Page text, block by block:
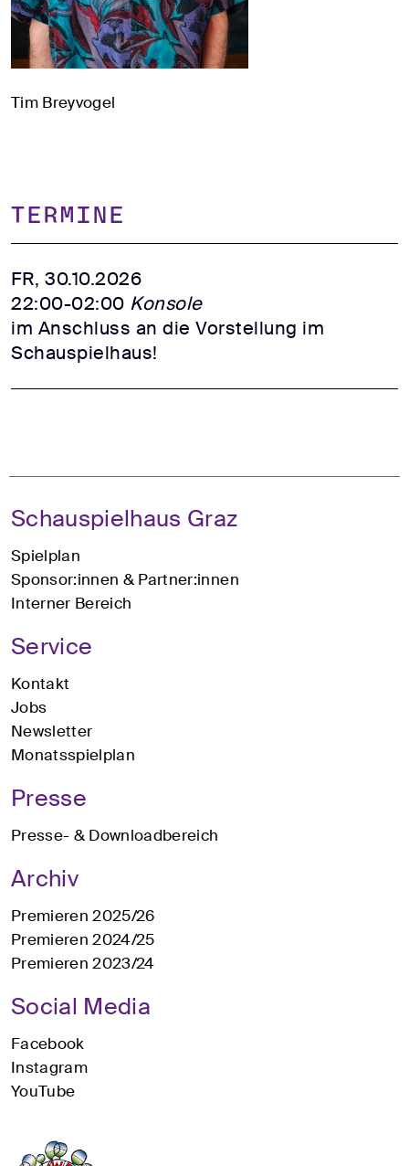
Tim Breyvogel
TERMINE
FR, 30.10.2026
22:00-02:00 Konsole
im Anschluss an die Vorstellung im
Schauspielhaus!
Schauspielhaus Graz
Spielplan
Sponsor:innen & Partner:innen
Interner Bereich
Service
Kontakt
Jobs
Newsletter
Monatsspielplan
Presse
Presse- & Downloadbereich
Archiv
Premieren 2025/26
Premieren 2024/25
Premieren 2023/24
Social Media
Facebook
Instagram
YouTube